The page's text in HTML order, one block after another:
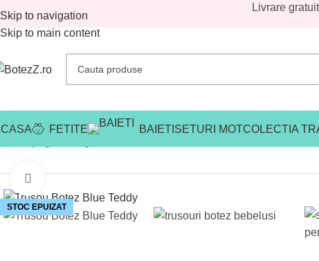
Skip to navigation
Skip to main content
Livrare
FETITE BAIETI SETURI MOTCOLECTIA
STOC EPUIZAT